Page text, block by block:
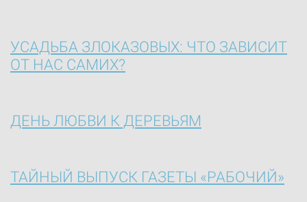
УСАДЬБА ЗЛОКАЗОВЫХ: ЧТО ЗАВИСИТ
ОТ НАС САМИХ?
ДЕНЬ ЛЮБВИ К ДЕРЕВЬЯМ
ТАЙНЫЙ ВЫПУСК ГАЗЕТЫ «РАБОЧИЙ»